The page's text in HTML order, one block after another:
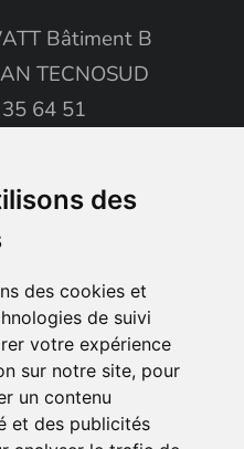
des
des cookies et
de suivi
votre expérience
sur notre site, pour
un contenu
et des publicités
Bâtiment B
TECNOSUD
64 51
d’accès
noocarb. Fait
ASB Digital
légales